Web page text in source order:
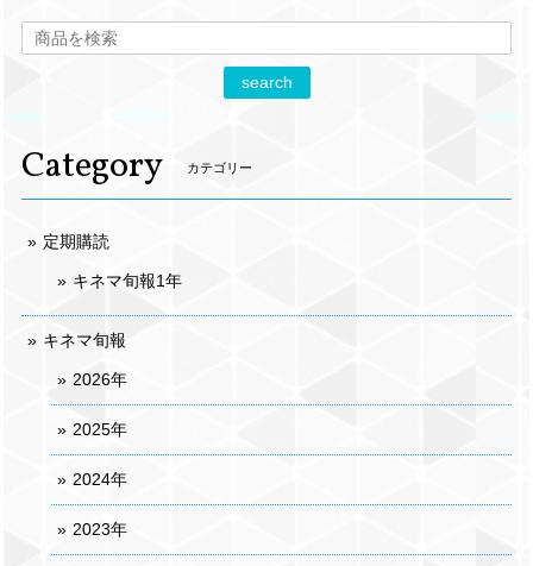
search
Category カテゴリー
定期購読
キネマ旬報1年
キネマ旬報
2026年
2025年
2024年
2023年